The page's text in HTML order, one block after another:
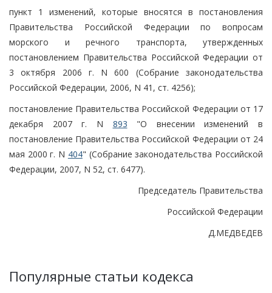
пункт 1 изменений, которые вносятся в постановления
Правительства Российской Федерации по вопросам
морского и речного транспорта, утвержденных
постановлением Правительства Российской Федерации от
3 октября 2006 г. N 600 (Собрание законодательства
Российской Федерации, 2006, N 41, ст. 4256);
постановление Правительства Российской Федерации от 17
декабря 2007 г. N 893 "О внесении изменений в
постановление Правительства Российской Федерации от 24
мая 2000 г. N 404" (Собрание законодательства Российской
Федерации, 2007, N 52, ст. 6477).
Председатель Правительства
Российской Федерации
Д.МЕДВЕДЕВ
Популярные статьи кодекса